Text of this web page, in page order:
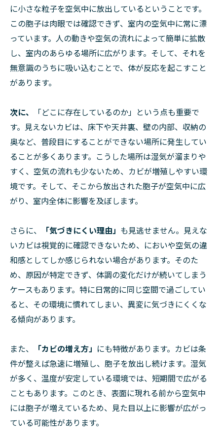
に小さな粒子を空気中に放出しているということです。
この胞子は肉眼では確認できず、室内の空気中に常に漂
っています。人の動きや空気の流れによって簡単に拡散
し、室内のあらゆる場所に広がります。そして、それを
無意識のうちに吸い込むことで、体が反応を起こすこと
があります。
次に、
「どこに存在しているのか」という点も重要で
す。見えないカビは、床下や天井裏、壁の内部、収納の
奥など、普段目にすることができない場所に発生してい
ることが多くあります。こうした場所は湿気が溜まりや
すく、空気の流れも少ないため、カビが増殖しやすい環
境です。そして、そこから放出された胞子が空気中に広
がり、室内全体に影響を及ぼします。
さらに、 「気づきにくい理由」 も見逃せません。見えな
いカビは視覚的に確認できないため、においや空気の違
和感としてしか感じられない場合があります。そのた
め、原因が特定できず、体調の変化だけが続いてしまう
ケースもあります。特に日常的に同じ空間で過ごしてい
ると、その環境に慣れてしまい、異変に気づきにくくな
る傾向があります。
また、 「カビの増え方」 にも特徴があります。カビは条
件が整えば急速に増殖し、胞子を放出し続けます。湿気
が多く、温度が安定している環境では、短期間で広がる
こともあります。このとき、表面に現れる前から空気中
には胞子が増えているため、見た目以上に影響が広がっ
ている可能性があります。